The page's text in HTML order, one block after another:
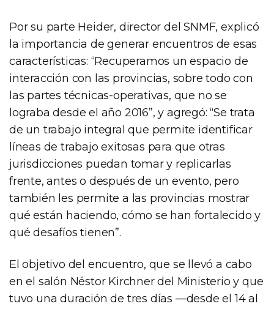
Por su parte Heider, director del SNMF, explicó
la importancia de generar encuentros de esas
características: “Recuperamos un espacio de
interacción con las provincias, sobre todo con
las partes técnicas-operativas, que no se
lograba desde el año 2016”, y agregó: “Se trata
de un trabajo integral que permite identificar
líneas de trabajo exitosas para que otras
jurisdicciones puedan tomar y replicarlas
frente, antes o después de un evento, pero
también les permite a las provincias mostrar
qué están haciendo, cómo se han fortalecido y
qué desafíos tienen”.
El objetivo del encuentro, que se llevó a cabo
en el salón Néstor Kirchner del Ministerio y que
tuvo una duración de tres días —desde el 14 al